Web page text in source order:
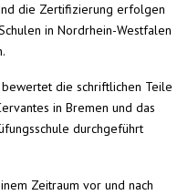
die Zertifizierung erfolgen
in Nordrhein-Westfalen
die schriftlichen Teile
in Bremen und das
durchgeführt
Zeitraum vor und nach